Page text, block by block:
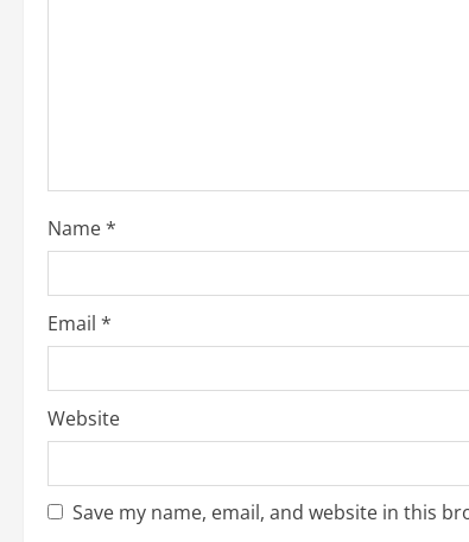
i
n
g
Name*
Email *
Website
Save my name, email, and website in this